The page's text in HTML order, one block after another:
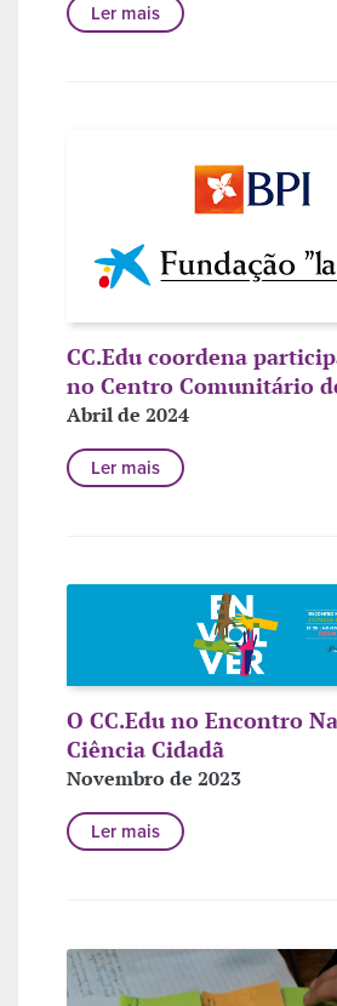
Ler mais
CC.Edu coordena
no Centro Comunitário
Abril de 2024
Ler mais
O CC.Edu no Encontro
Ciência Cidadã
Novembro de 2023
Ler mais